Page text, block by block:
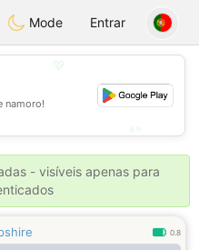
ahebikMode Entrar
namoro!
- visíveis apenas para
0.8